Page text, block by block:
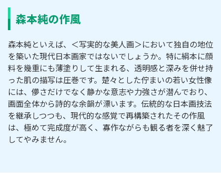
森本純の作風
森本純といえば、＜写実的な美人画＞において独自の地位
を築いた現代日本画家ではないでしょうか。特に絹本に顔
料を幾重にも薄塗りして生まれる、透明感と深みを併せ持
った肌の描写は圧巻です。楚々とした佇まいの若い女性像
には、儚さだけでなく静かな意志や力強さが潜んでおり、
画面全体から詩的な余韻が漂います。伝統的な日本画技法
を継承しつつも、現代的な感覚で再構築されたその作風
は、極めて完成度が高く、寡作ながらも観る者を深く魅了
してやみません。